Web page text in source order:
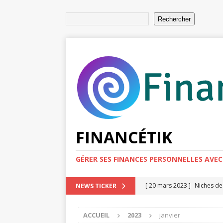
Rechercher
FINANCÉTIK
GÉRER SES FINANCES PERSONNELLES
NEWS TICKER [ 20 mars 2023 ] Niches
[ 13 mars 2023 ]
ACCUEIL 2023 janvier